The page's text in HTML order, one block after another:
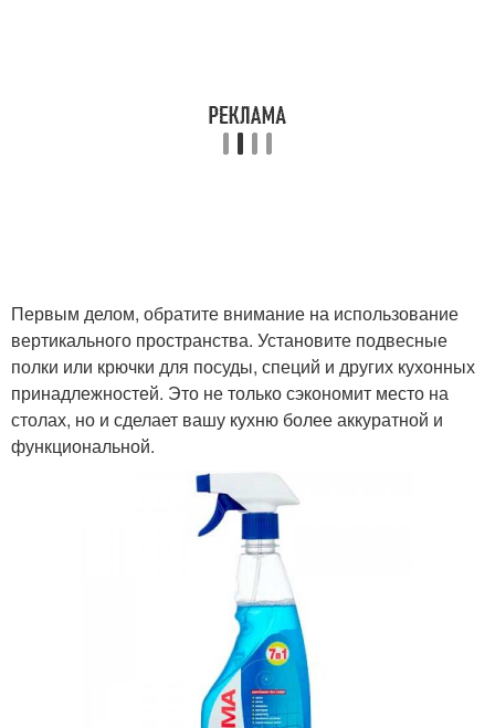
Первым делом, обратите внимание на использование
вертикального пространства. Установите подвесные
полки или крючки для посуды, специй и других кухонных
принадлежностей. Это не только сэкономит место на
столах, но и сделает вашу кухню более аккуратной и
функциональной.